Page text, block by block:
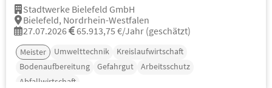
Stadtwerke Bielefeld GmbH
Bielefeld, Nordrhein-Westfalen
27.07.2026
65.913,75 €/Jahr (geschätzt)
Meister Umwelttechnik
Kreislaufwirtschaft
Bodenaufbereitung
Gefahrgut
Arbeitsschutz
Abfallwirtschaft